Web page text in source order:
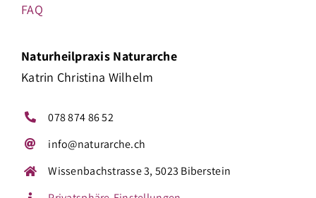
FAQ
Naturheilpraxis Naturarche
Katrin Christina Wilhelm
078 874 86 52
info@naturarche.ch
Wissenbachstrasse 3, 5023 Biberstein